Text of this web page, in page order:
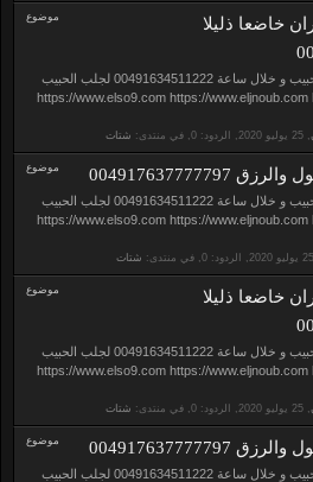
موضوع
خاضعا ذليلا
الشيخ الروحاني جلب الحبيب و خلال ساعة 00491634511222 لجلب الحبيب
https://www.elso9.com https://
, , الردود: 0, في منتدى: شتات
موضوع
الشيخ الروحاني جلب الحبيب و خلال ساعة 00491634511222 لجلب الحبيب
https://www.elso9.com https://
, الردود: 0, في منتدى: شتات
موضوع
خاضعا ذليلا
الشيخ الروحاني جلب الحبيب و خلال ساعة 00491634511222 لجلب الحبيب
https://www.elso9.com https://
, , الردود: 0, في منتدى: شتات
موضوع
الشيخ الروحاني جلب الحبيب و خلال ساعة 00491634511222 لجلب الحبيب